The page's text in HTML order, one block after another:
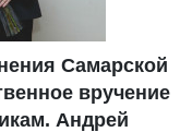
Самарской
вручение
Андрей